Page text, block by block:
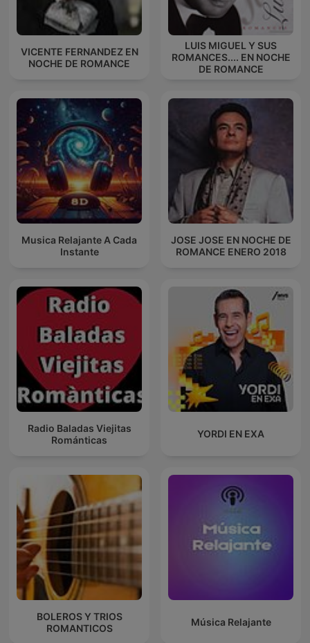
VICENTE FERNANDEZ EN
NOCHE DE ROMANCE
LUIS MIGUEL Y SUS
ROMANCES.... EN NOCHE
DE ROMANCE
Musica Relajante A Cada
Instante
JOSE JOSE EN NOCHE DE
ROMANCE ENERO 2018
Radio Baladas Viejitas
Románticas
YORDI EN EXA
BOLEROS Y TRIOS
ROMANTICOS
Música Relajante